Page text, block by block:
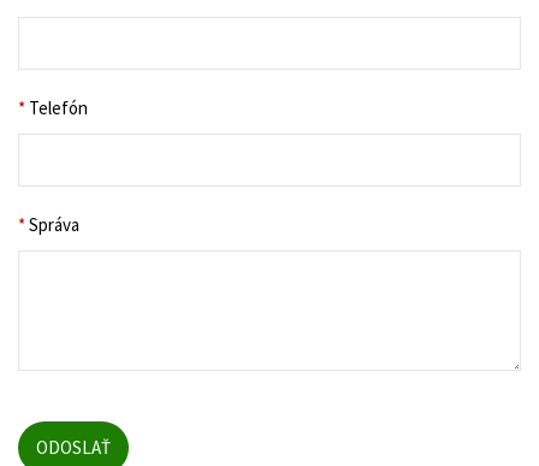
* Telefón
*Správa